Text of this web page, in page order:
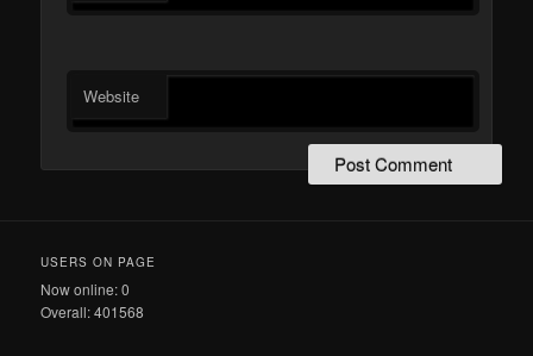
Website
USERS ON PAGE
Now online: 0
Overall: 401568